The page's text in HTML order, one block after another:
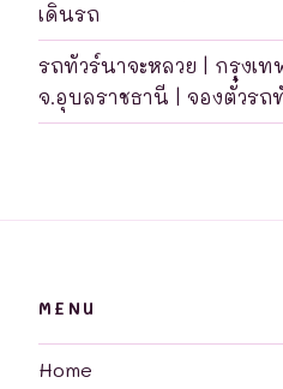
เดินรถ
รถทัวร์นาจะหลวย | กรุงเ
จ.อุบลราชธานี | จองตั๋วรถ
MENU
Home